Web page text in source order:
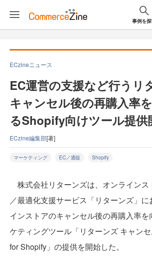
事例を
ECzineニュース
EC運営の支援など行うリ
キャンセル後の再購入率
るShopify向けツール提供
ECzine編集部[著]
マーケティング EC／通販 Shopify
株式会社リターンズは、オンラインス
／最適化支援サービス「リターンズ」に
インストアのキャンセル後の再購入率を
ケティングツール「リターンズ キャン
for Shopify」の提供を開始した。